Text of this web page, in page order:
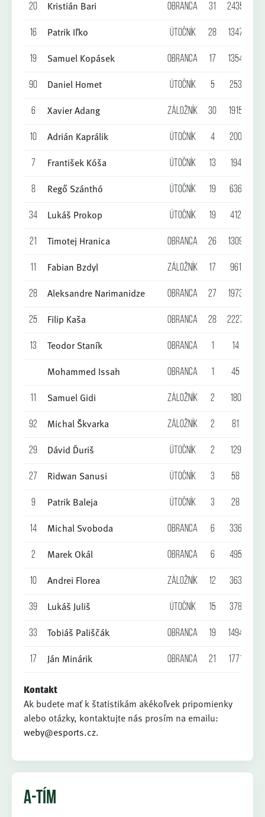
20 Kristián Bari Obranca 31 2435
16 Patrik Iľko Útočník 28 1347
19 Samuel Kopásek Obranca 17 1354
90 Daniel Homet Útočník 5 253
6 Xavier Adang Záložník 30 1915
10 Adrián Kaprálik Útočník 4 200
7 František Kóša Útočník 13 194
8 Regő Szánthó Útočník 19 636
34 Lukáš Prokop Útočník 19 412
21 Timotej Hranica Obranca 26 1309
11 Fabian Bzdyl Záložník 17 961
28 Aleksandre Narimanidze Obranca 27 1973
25 Filip Kaša Obranca 28 2227
13 Teodor Staník Obranca 1 14
Mohammed Issah Obranca 1 45
11 Samuel Gidi Záložník 2 180
92 Michal Škvarka Záložník 2 81
29 Dávid Ďuriš Útočník 2 129
27 Ridwan Sanusi Útočník 3 58
9 Patrik Baleja Útočník 3 28
14 Michal Svoboda Obranca 6 336
2 Marek Okál Obranca 6 495
10 Andrei Florea Záložník 12 363
39 Lukáš Juliš Útočník 15 378
33 Tobiáš Pališčák Obranca 19 1494
17 Ján Minárik Obranca 21 1771
Kontakt
Ak budete mať k štatistikám akékoľvek pripomienky
alebo otázky, kontaktujte nás prosím na emailu:
weby@esports.cz.
A-TÍM